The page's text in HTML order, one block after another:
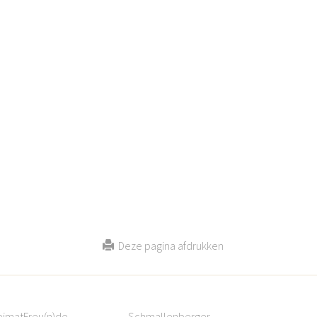
Deze pagina afdrukken